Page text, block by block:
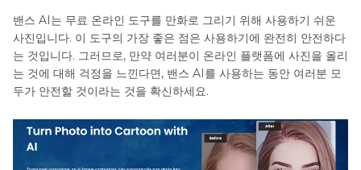
밴스 AI는 무료 온라인 도구를 만화로 그리기 위해 사용하기 쉬운
사진입니다. 이 도구의 가장 좋은 점은 사용하기에 완전히 안전하다
는 것입니다. 그러므로, 만약 여러분이 온라인 플랫폼에 사진을 올리
는 것에 대해 걱정을 느낀다면, 밴스 AI를 사용하는 동안 여러분 모
두가 안전할 것이라는 것을 확신하세요.